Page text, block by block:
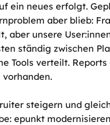
ein neues erfolgt.
aber blieb:
aber unsere
ständig zwischen
Tools verteilt.
vorhanden.
steigern und
epunkt